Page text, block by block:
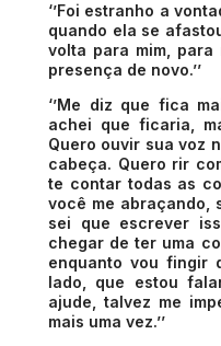
‘’Foi estranho a
quando ela se
volta para mim,
presença de novo.’’
‘’Me diz que fica
achei que ficaria,
Quero ouvir sua voz
cabeça. Quero rir
te contar todas as
você me abraçando,
sei que escrever
chegar de ter uma
enquanto vou fingir
lado, que estou
ajude, talvez me
mais uma vez.’’